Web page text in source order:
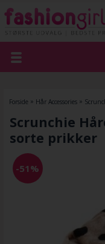
Forside » Hår Accessories»
Scrunchie
sorte prikker
-51%